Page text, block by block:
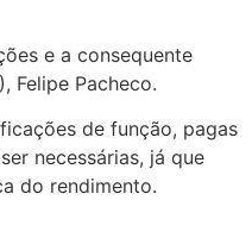
e a consequente
Felipe Pacheco.
de função, pagas
necessárias, já que
do rendimento.